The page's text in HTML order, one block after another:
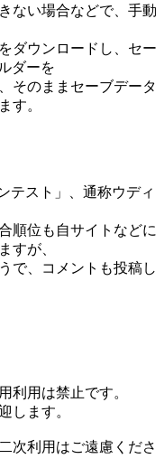
ない場合などで、手動
ダウンロードし、セー
ダーを
そのままセーブデータ
す。
テスト」、通称ウディ
順位も自サイトなどに
すが、
で、コメントも投稿し
利用は禁止です。
します。
次利用はご遠慮くださ